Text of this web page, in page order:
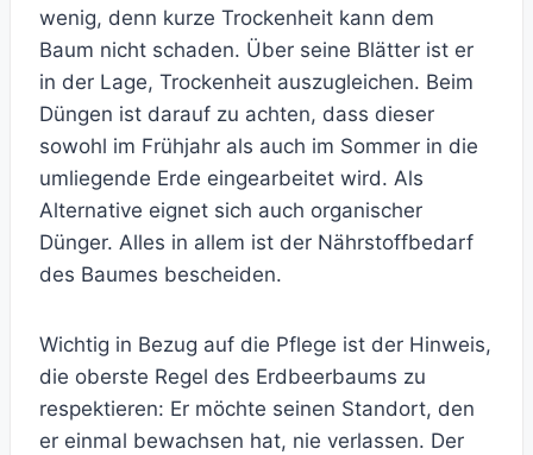
wenig, denn kurze Trockenheit kann dem
Baum nicht schaden. Über seine Blätter ist er
in der Lage, Trockenheit auszugleichen. Beim
Düngen ist darauf zu achten, dass dieser
sowohl im Frühjahr als auch im Sommer in die
umliegende Erde eingearbeitet wird. Als
Alternative eignet sich auch organischer
Dünger. Alles in allem ist der Nährstoffbedarf
des Baumes bescheiden.
Wichtig in Bezug auf die Pflege ist der Hinweis,
die oberste Regel des Erdbeerbaums zu
respektieren: Er möchte seinen Standort, den
er einmal bewachsen hat, nie verlassen. Der